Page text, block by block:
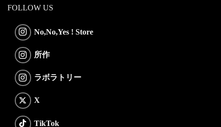
FOLLOW US
No,No,Yes ! Store
所作
ラボラトリー
X
TikTok